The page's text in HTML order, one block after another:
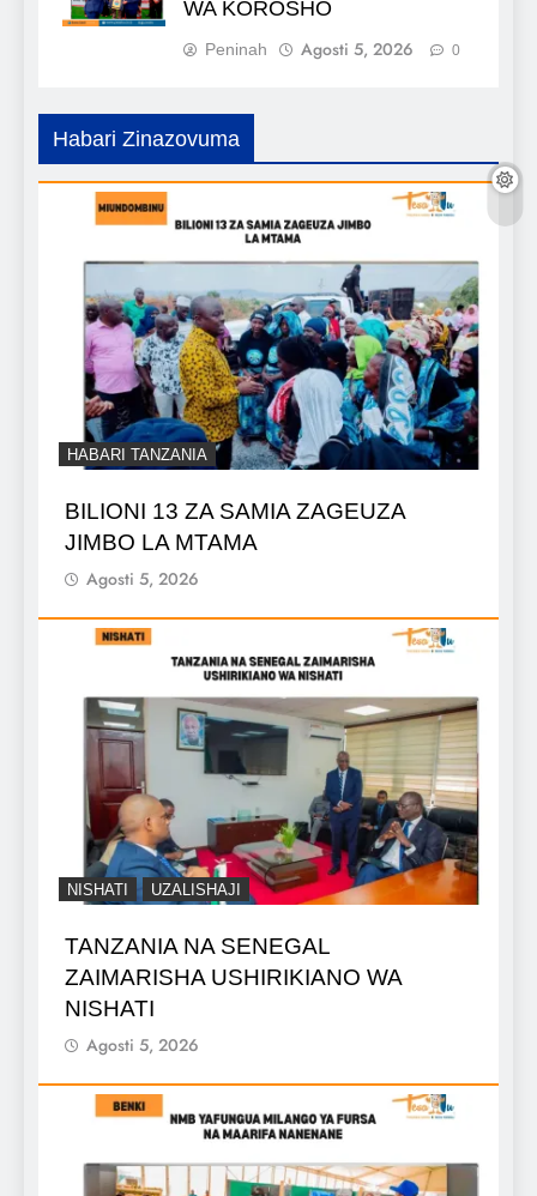
WA KOROSHO
Peninah Agosti 5, 2026 0
Habari Zinazovuma
HABARI TANZANIA
BILIONI 13 ZA SAMIA ZAGEUZA
JIMBO LA MTAMA
Agosti 5, 2026
NISHATI UZALISHAJI
TANZANIA NA SENEGAL
ZAIMARISHA USHIRIKIANO WA
NISHATI
Agosti 5, 2026